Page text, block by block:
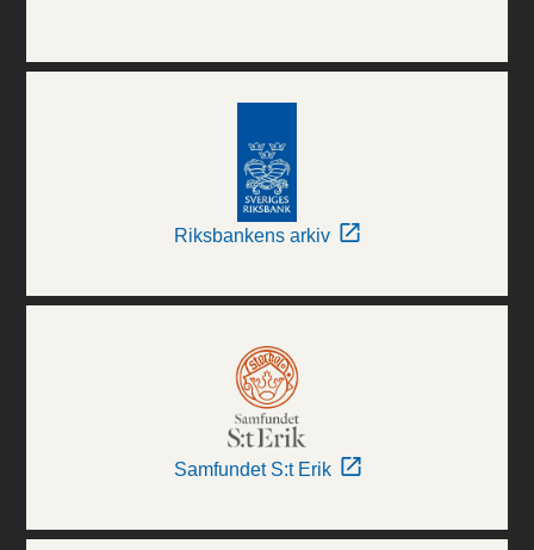
Riksbankens arkiv
Samfundet S:t Erik